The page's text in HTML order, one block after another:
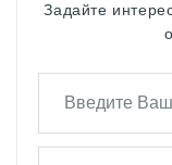
Задайте